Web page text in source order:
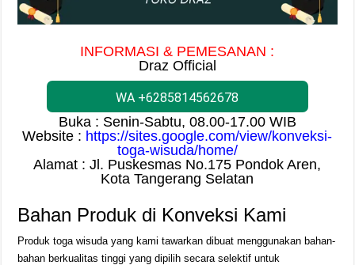
INFORMASI & PEMESANAN :
Draz Official
WA +6285814562678
Buka : Senin-Sabtu, 08.00-17.00 WIB
Website : https://sites.google.com/view/konveksi-
toga-wisuda/home/
Alamat : Jl. Puskesmas No.175 Pondok Aren,
Kota Tangerang Selatan
Bahan Produk di Konveksi Kami
Produk toga wisuda yang kami tawarkan dibuat menggunakan bahan-
bahan berkualitas tinggi yang dipilih secara selektif untuk